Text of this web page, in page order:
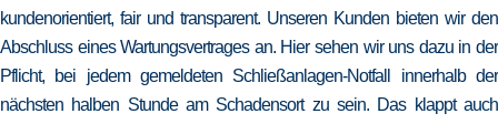
kundenorientiert, fair und transparent. Unseren Kunden bieten wir den
Abschluss eines Wartungsvertrages an. Hier sehen wir uns dazu in der
Pflicht, bei jedem gemeldeten Schließanlagen-Notfall innerhalb der
nächsten halben Stunde am Schadensort zu sein. Das klappt auch